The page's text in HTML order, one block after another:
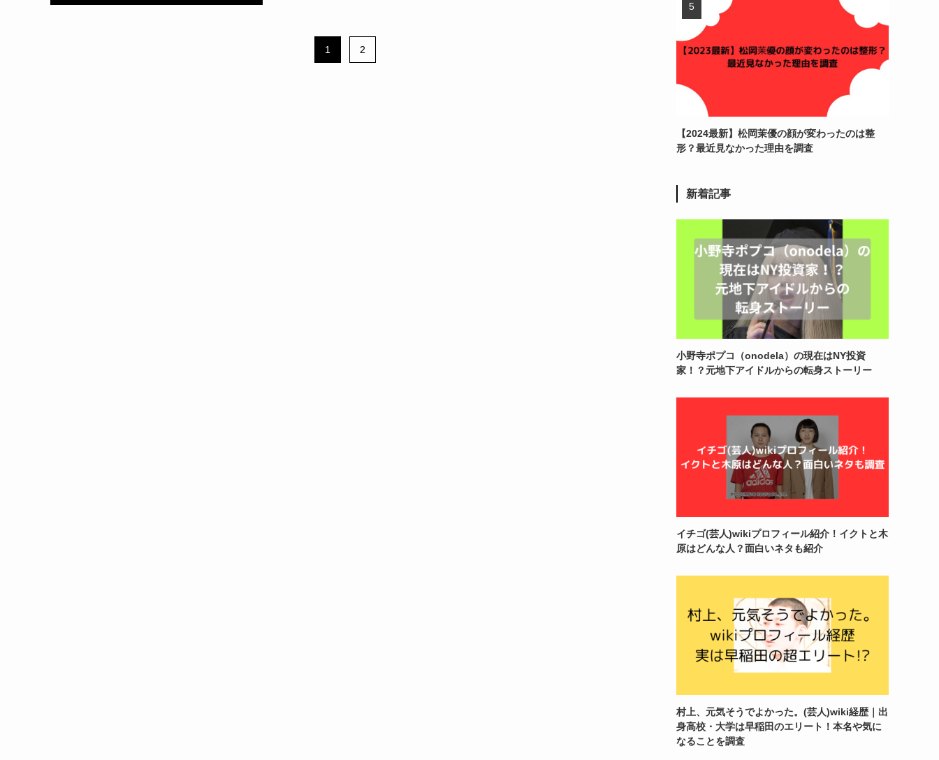
1 2
【2024最新】松岡茉優の顔が変わったのは整
形？最近見なかった理由を調査
新着記事
小野寺ポプコ（onodela）の現在はNY投資
家！？元地下アイドルからの転身ストーリー
イチゴ(芸人)wikiプロフィール紹介！イクトと木
原はどんな人？面白いネタも紹介
村上、元気そうでよかった。(芸人)wiki経歴｜出
身高校・大学は早稲田のエリート！本名や気に
なることを調査